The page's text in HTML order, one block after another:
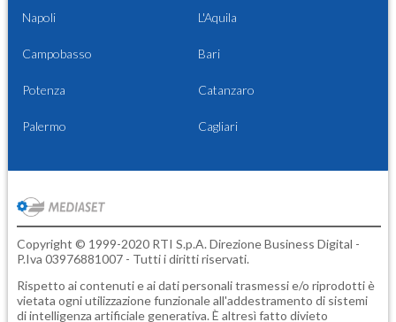
Napoli L'Aquila
Campobasso Bari
Potenza Catanzaro
Palermo Cagliari
Copyright © 1999-2020 RTI S.p.A. Direzione Business Digital -
P.Iva 03976881007 - Tutti i diritti riservati.
Rispetto ai contenuti e ai dati personali trasmessi e/o riprodotti è
vietata ogni utilizzazione funzionale all'addestramento di sistemi
di intelligenza artificiale generativa. È altresì fatto divieto